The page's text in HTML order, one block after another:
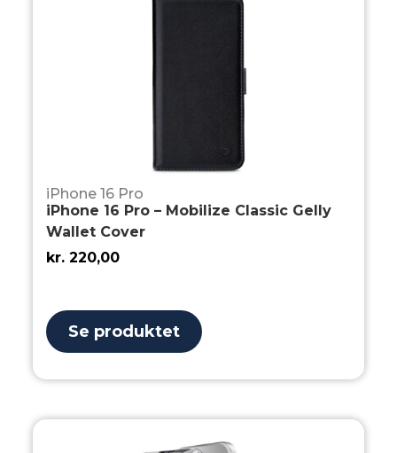
iPhone 16 Pro
iPhone 16 Pro – Mobilize Classic Gelly
Wallet Cover
kr. 220,00
Se produktet